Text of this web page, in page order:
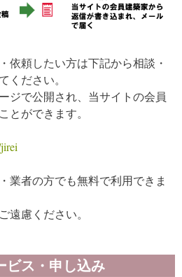
依頼したい方は下記から相談・
ください。
ジで公開され、当サイトの会員
とができます。
業者の方でも無料で利用できま
遠慮ください。
ビス・申し込み